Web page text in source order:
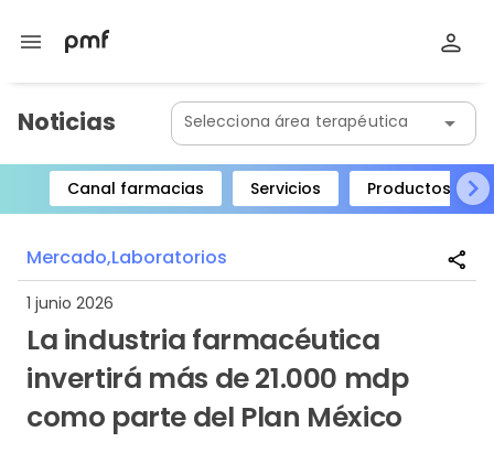
menu
Noticias Selecciona área terapéutica arrow_drop_down
Canal farmacias Servicios
Productos
Item
of
8
Mercado,Laboratorios share
1 junio 2026
La industria farmacéutica
invertirá más de 21.000 mdp
como parte del Plan México